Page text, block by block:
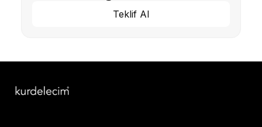
Teklif Al